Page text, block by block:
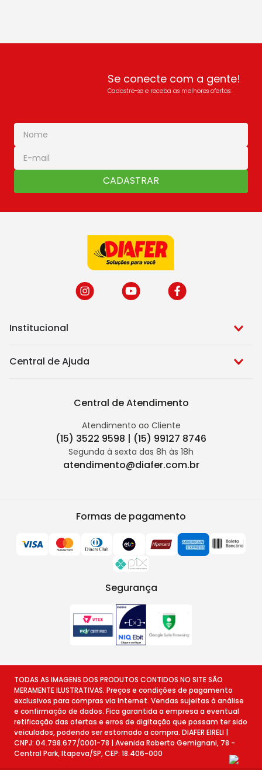
Se conecte com a gente!
Cadastre-se e receba as melhores ofertas:
CADASTRAR
Institucional
Central de Ajuda
Central de Atendimento
Atendimento ao Cliente
(15) 3522 9598 | (15) 99127 8746
Segunda à sexta das 8h às 18h
atendimento@diafer.com.br
Formas de pagamento
Segurança
TODAS AS IMAGENS DOS PRODUTOS CONTIDOS NO SITE SÃO
MERAMENTE ILUSTRATIVAS. Preços e condições de pagamento
exclusivos para compras via Internet. Vendas sujeitas à análise
e confirmação de dados. Fica garantida a empresa a eventual
retificação das ofertas e erros de digitação que possam ter sido
veiculados, podendo ser estornado a compra. DIAFER EIRELI |
CNPJ: 04.798.677/0001-78 | Avenida Roberto Gemignani, 78 -
Central Park, Itapeva/SP, CEP: 18.406-000